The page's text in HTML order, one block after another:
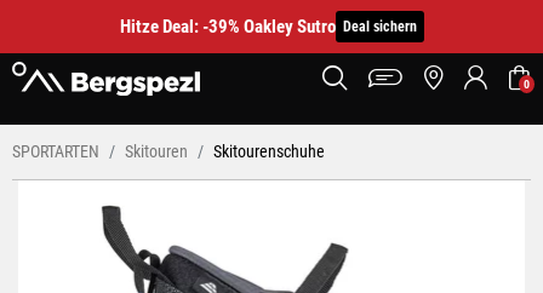
Hitze Deal: -39% Oakley Sutro Deal sichern
0
SPORTARTEN Skitouren Skitourenschuhe